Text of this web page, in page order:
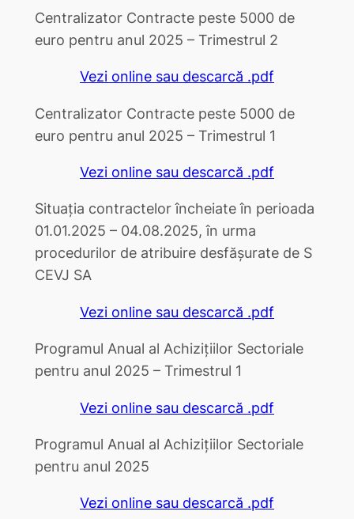
Centralizator Contracte peste 5000 de
euro pentru anul 2025 – Trimestrul 2
Vezi online sau descarcă .pdf
Centralizator Contracte peste 5000 de
euro pentru anul 2025 – Trimestrul 1
Vezi online sau descarcă .pdf
Situația contractelor încheiate în perioada
01.01.2025 – 04.08.2025, în urma
procedurilor de atribuire desfășurate de S
CEVJ SA
Vezi online sau descarcă .pdf
Programul Anual al Achizițiilor Sectoriale
pentru anul 2025 – Trimestrul 1
Vezi online sau descarcă .pdf
Programul Anual al Achizițiilor Sectoriale
pentru anul 2025
Vezi online sau descarcă .pdf